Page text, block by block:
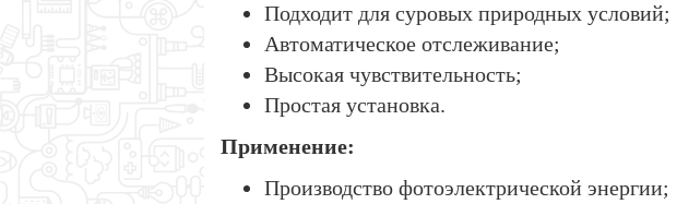
Подходит для суровых природных условий;
Автоматическое отслеживание;
Высокая чувствительность;
Простая установка.
Применение:
Производство фотоэлектрической энергии;